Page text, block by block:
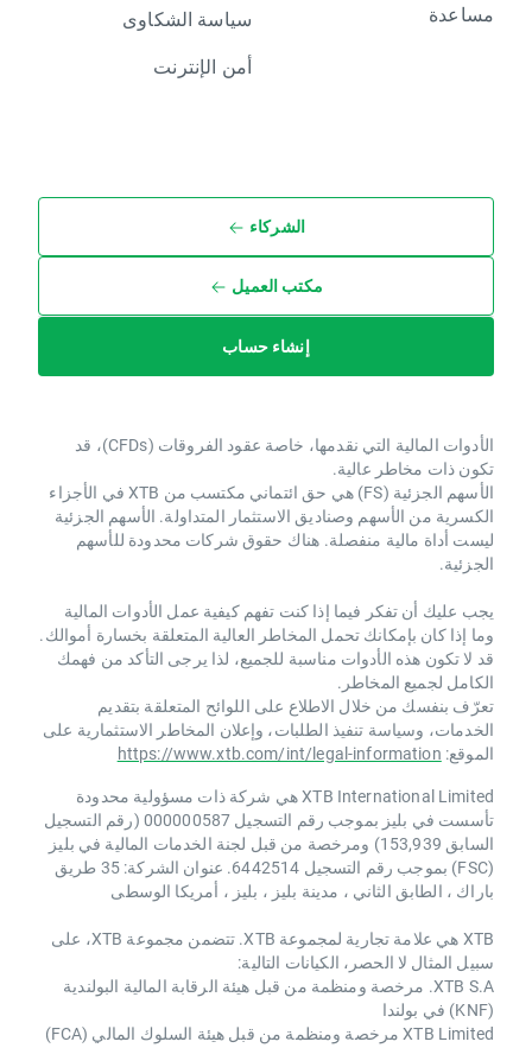
مساعدة
سياسة الشكاوى
أمن الإنترنت
الشركاء
مكتب العميل
إنشاء حساب
الأدوات المالية التي نقدمها، خاصة عقود الفروقات (CFDs)، قد
تكون ذات مخاطر عالية.
الأسهم الجزئية (FS) هي حق ائتماني مكتسب من XTB ​​في الأجزاء
الكسرية من الأسهم وصناديق الاستثمار المتداولة. الأسهم الجزئية
ليست أداة مالية منفصلة. هناك حقوق شركات محدودة للأسهم
الجزئية.
يجب عليك أن تفكر فيما إذا كنت تفهم كيفية عمل الأدوات المالية
وما إذا كان بإمكانك تحمل المخاطر العالية المتعلقة بخسارة أموالك.
قد لا تكون هذه الأدوات مناسبة للجميع، لذا يرجى التأكد من فهمك
الكامل لجميع المخاطر.
تعرّف بنفسك من خلال الاطلاع على اللوائح المتعلقة بتقديم
الخدمات، وسياسة تنفيذ الطلبات، وإعلان المخاطر الاستثمارية على
الموقع: https://www.xtb.com/int/legal-information
XTB International Limited هي شركة ذات مسؤولية محدودة
تأسست في بليز بموجب رقم التسجيل 000000587 (رقم التسجيل
السابق 153,939) ومرخصة من قبل لجنة الخدمات المالية في بليز
(FSC) بموجب رقم التسجيل 6442514. عنوان الشركة: 35 طريق
باراك ، الطابق الثاني ، مدينة بليز ، بليز ، أمريكا الوسطى
XTB هي علامة تجارية لمجموعة XTB. تتضمن مجموعة XTB، على
سبيل المثال لا الحصر، الكيانات التالية:
XTB S.A. مرخصة ومنظمة من قبل هيئة الرقابة المالية البولندية
(KNF) في بولندا
XTB Limited مرخصة ومنظمة من قبل هيئة السلوك المالي (FCA)